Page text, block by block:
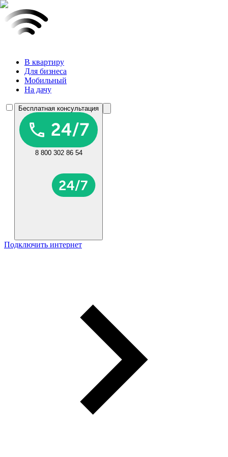
В квартиру
Для бизнеса
Мобильный
На дачу
Бесплатная консультация
8 800 302 86 54
Подключить интернет